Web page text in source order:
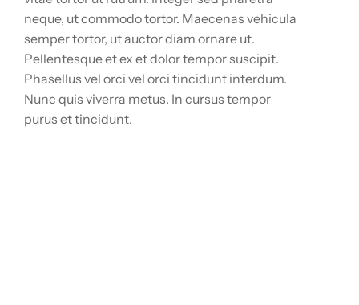
neque, ut commodo tortor. Maecenas vehicula
semper tortor, ut auctor diam ornare ut.
Pellentesque et ex et dolor tempor suscipit.
Phasellus vel orci vel orci tincidunt interdum.
Nunc quis viverra metus. In cursus tempor
purus et tincidunt.